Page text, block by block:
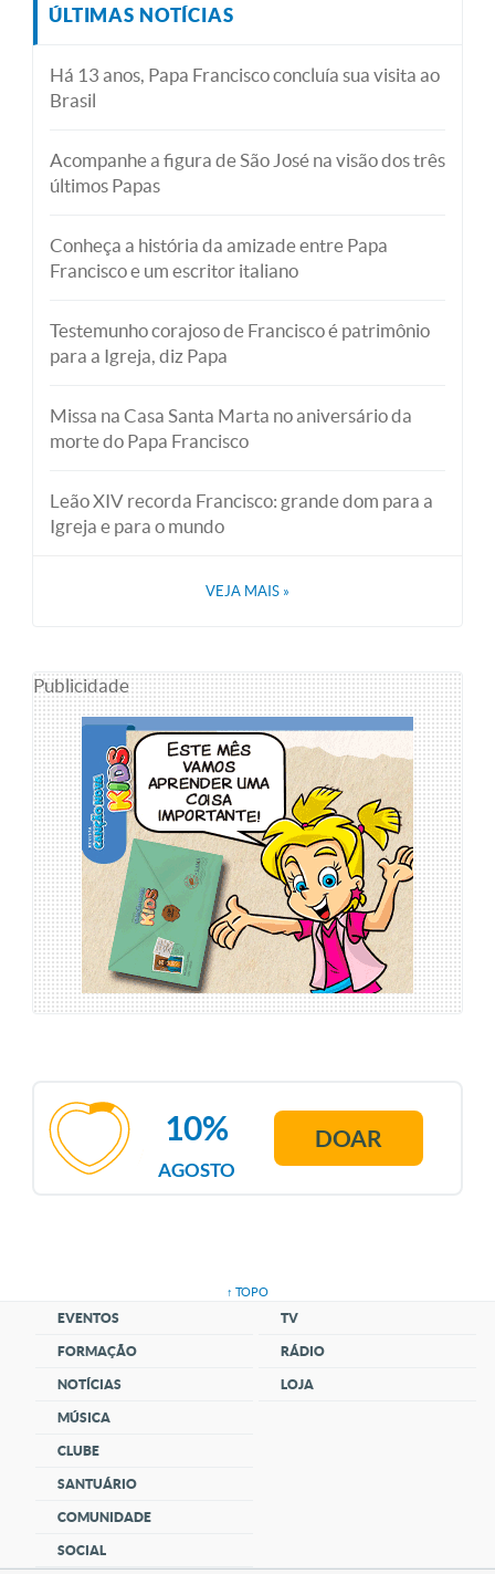
ÚLTIMAS NOTÍCIAS
Há 13 anos, Papa Francisco concluía sua visita ao
Brasil
Acompanhe a figura de São José na visão dos três
últimos Papas
Conheça a história da amizade entre Papa
Francisco e um escritor italiano
Testemunho corajoso de Francisco é patrimônio
para a Igreja, diz Papa
Missa na Casa Santa Marta no aniversário da
morte do Papa Francisco
Leão XIV recorda Francisco: grande dom para a
Igreja e para o mundo
VEJA MAIS »
Publicidade
AGOSTO
10% DOAR
↑ TOPO
EVENTOS
FORMAÇÃO
NOTÍCIAS
MÚSICA
CLUBE
SANTUÁRIO
COMUNIDADE
SOCIAL
TV
RÁDIO
LOJA